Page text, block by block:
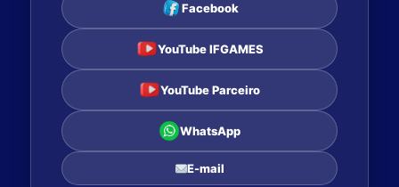
Facebook
YouTube IFGAMES
YouTube Parceiro
WhatsApp
E-mail